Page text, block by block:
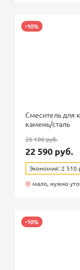
-10%
Смеситель для
камень/сталь
25 100 руб.
22 590 руб.
Экономия: 2 510
мало, нужно
-10%